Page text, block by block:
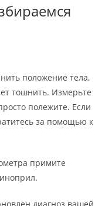
положение тела,
тошнить. Измерьте
полежите. Если
за помощью к
примите
диагноз вашей